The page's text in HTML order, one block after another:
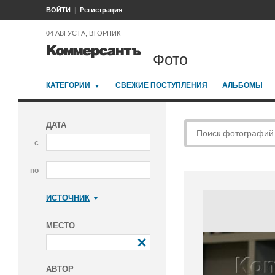
ВОЙТИ Регистрация
04 АВГУСТА, ВТОРНИК
Фото
КАТЕГОРИИ СВЕЖИЕ ПОСТУПЛЕНИЯ АЛЬБОМЫ
ДАТА
с
по
ИСТОЧНИК
МЕСТО
АВТОР